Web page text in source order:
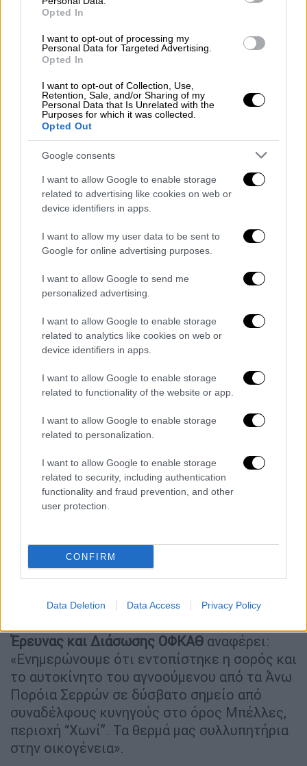
Opted In
I want to opt-out of processing my
Personal Data for Targeted Advertising.
Opted In
I want to opt-out of Collection, Use,
Retention, Sale, and/or Sharing of my
Personal Data that Is Unrelated with the
Purposes for which it was collected.
Opted Out
Google consents
I want to allow Google to enable storage
related to advertising like cookies on web or
device identifiers in apps.
I want to allow my user data to be sent to
Google for online advertising purposes.
I want to allow Google to send me
personalized advertising.
I want to allow Google to enable storage
related to analytics like cookies on web or
device identifiers in apps.
I want to allow Google to enable storage
related to functionality of the website or app.
I want to allow Google to enable storage
related to personalization.
I want to allow Google to enable storage
related to security, including authentication
functionality and fraud prevention, and other
user protection.
CONFIRM
Data Deletion Data Access Privacy Policy
έσπευσαν δυνάμεις της
Πυροσβεστικής, προκειμένου να
επιβεβαιώσουν την ταυτότητα και να
ξεκινήσουν τις προβλεπόμενες διαδικασίες.
Η ανακοίνωση της Εθελοντικής
Ομάδας Έρευνας και Διάσωσης
ΟΦΚΑΘ
Έρευνας και Διάσωσης ΟΦΚΑΘ αναφέρει:
«Ενημερώνουμε ότι εντοπίστηκε η σορός και
το αυτοκίνητο του αγνοούμενου από τα Άνω
Πορόια Σερρών σε δύσβατο σημείο από
συναδέλφους κυνηγούς στο όρος Μπέλλες,
περιοχή “Χωνί”. Τα θερμά μας συλλυπητήρια
στην οικογένεια».